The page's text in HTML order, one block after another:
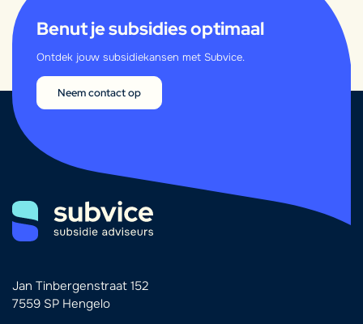
Jan Tinbergenstraat 152
7559 SP Hengelo
Benut je subsidies optimaal
Ontdek jouw subsidiekansen met Subvice.
Neem contact op